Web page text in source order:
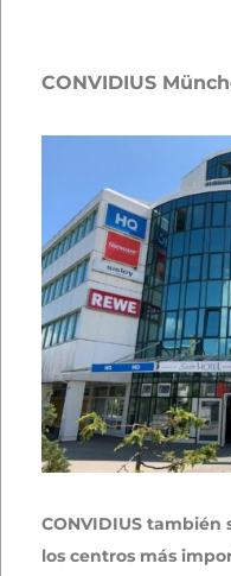
CONVIDIUS
CONVIDIUS
los centros más